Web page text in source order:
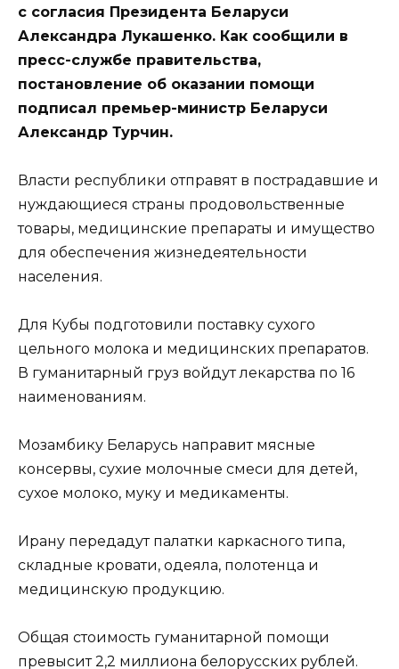
с согласия Президента Беларуси
Александра Лукашенко. Как сообщили в
пресс-службе правительства,
постановление об оказании помощи
подписал премьер-министр Беларуси
Александр Турчин.
Власти республики отправят в пострадавшие и
нуждающиеся страны продовольственные
товары, медицинские препараты и имущество
для обеспечения жизнедеятельности
населения.
Для Кубы подготовили поставку сухого
цельного молока и медицинских препаратов.
В гуманитарный груз войдут лекарства по 16
наименованиям.
Мозамбику Беларусь направит мясные
консервы, сухие молочные смеси для детей,
сухое молоко, муку и медикаменты.
Ирану передадут палатки каркасного типа,
складные кровати, одеяла, полотенца и
медицинскую продукцию.
Общая стоимость гуманитарной помощи
превысит 2,2 миллиона белорусских рублей.